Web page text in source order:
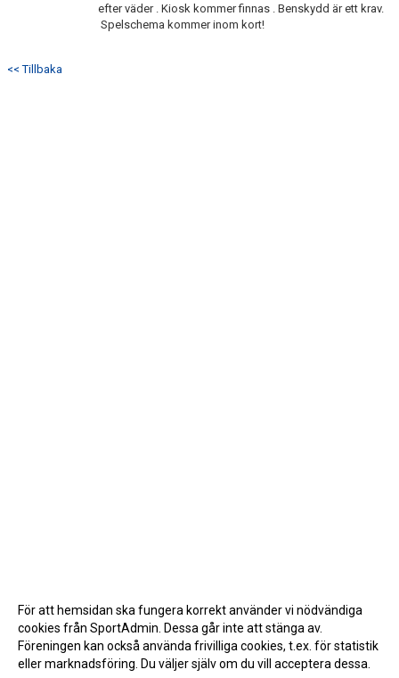
efter väder . Kiosk kommer finnas . Benskydd är ett krav.
Spelschema kommer inom kort!
<< Tillbaka
För att hemsidan ska fungera korrekt använder vi nödvändiga
cookies från SportAdmin. Dessa går inte att stänga av.
Föreningen kan också använda frivilliga cookies, t.ex. för statistik
eller marknadsföring. Du väljer själv om du vill acceptera dessa.